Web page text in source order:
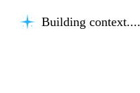
Building context...